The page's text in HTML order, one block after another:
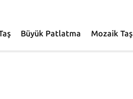
Büyük Patlatma Mozaik Taş